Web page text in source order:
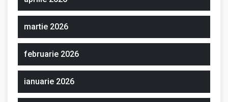
martie 2026
februarie 2026
ianuarie 2026